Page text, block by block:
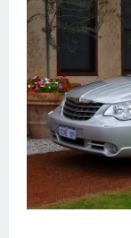
Дэу
Скания
Форд
Черри
Джили
Хавал
Кавасаки